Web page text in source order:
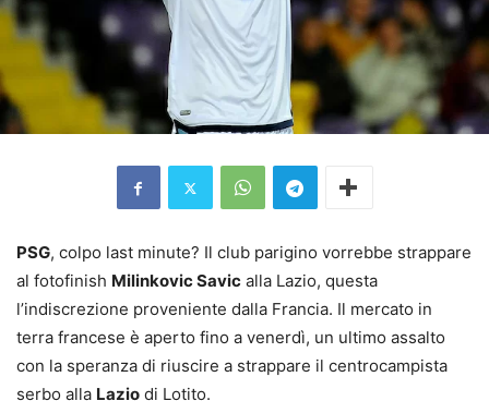
PSG, colpo last minute? Il club parigino vorrebbe strappare
al fotofinish Milinkovic Savic alla Lazio, questa
l’indiscrezione proveniente dalla Francia. Il mercato in
terra francese è aperto fino a venerdì, un ultimo assalto
con la speranza di riuscire a strappare il centrocampista
serbo alla Lazio di Lotito.